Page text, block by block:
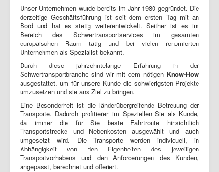
Unser Unternehmen wurde bereits im Jahr 1980 gegründet. Die
derzeitige Geschäftsführung ist seit dem ersten Tag mit an
Bord und hat es stetig weiterentwickelt. Seither ist es im
Bereich des Schwertransportservices im gesamten
europäischen Raum tätig und bei vielen renomierten
Unternehmen als Spezialist bekannt.
Durch diese jahrzehntelange Erfahrung in der
Schwertransportbranche sind wir mit dem nötigen Know-How
ausgestattet, um für unsere Kunde die schwierigsten Projekte
umzusetzen und sie ans Ziel zu bringen.
Eine Besonderheit ist die länderübergreifende Betreuung der
Transporte. Dadurch profitieren im Speziellen Sie als Kunde,
da immer die für Sie beste Fahrtroute hinsichtlich
Transportstrecke und Nebenkosten ausgewählt und auch
umgesetzt wird. Die Transporte werden individuell, in
Abhängigkeit von den Eigenheiten des jeweiligen
Transportvorhabens und den Anforderungen des Kunden,
angepasst, berechnet und offeriert.